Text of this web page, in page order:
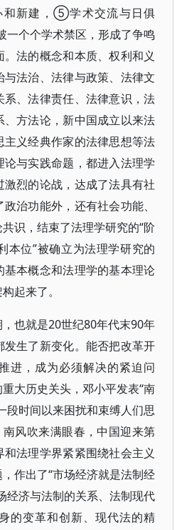
新建，⑤学术交流与日俱
个个学术禁区，形成了争鸣
法的概念和本质、权利和义
法治、法律与政策、法律文
、法律责任、法律意识，法
方法论，新中国成立以来法
义经典作家的法律思想等法
与实践命题，都进入法理学
烈的论战，达成了法具有社
治功能外，还有社会功能、
识，结束了法理学研究的“阶
位”被确立为法理学研究的
本概念和法理学的基本理论
起来了。
也就是20世纪80年代末90年
生了新变化。能否把改革开
进，成为必须解决的紧迫问
大历史关头，邓小平发表“南
段时间以来困扰和束缚人们思
南风吹来满眼春，中国迎来第
法理学界紧紧围绕社会主义
作出了“市场经济就是法制经
经济与法制的关系、法制现代
的变革和创新、现代法的精